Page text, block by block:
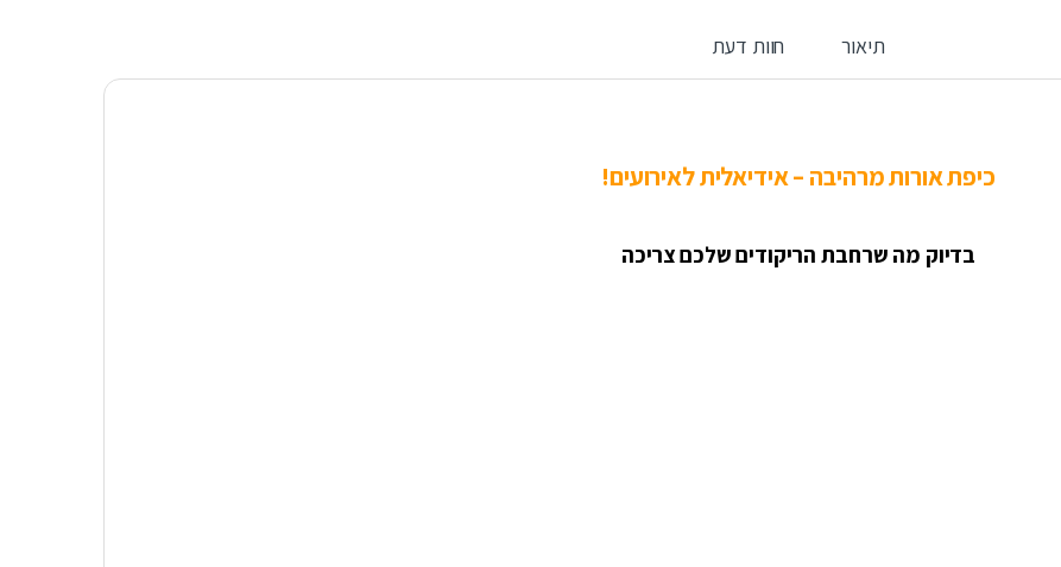
תיאור חוות דעת
כיפת אורות מרהיבה – אידיאלית לאירועים!
בדיוק מה שרחבת הריקודים שלכם צריכה